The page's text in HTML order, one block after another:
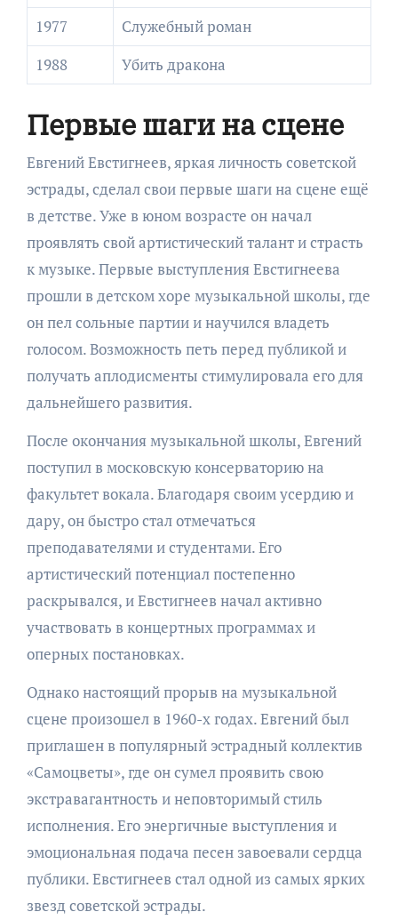
1977
Служебный роман
1988
Убить дракона
Первые шаги на сцене
Евгений Евстигнеев, яркая личность советской
эстрады, сделал свои первые шаги на сцене ещё
в детстве. Уже в юном возрасте он начал
проявлять свой артистический талант и страсть
к музыке. Первые выступления Евстигнеева
прошли в детском хоре музыкальной школы, где
он пел сольные партии и научился владеть
голосом. Возможность петь перед публикой и
получать аплодисменты стимулировала его для
дальнейшего развития.
После окончания музыкальной школы, Евгений
поступил в московскую консерваторию на
факультет вокала. Благодаря своим усердию и
дару, он быстро стал отмечаться
преподавателями и студентами. Его
артистический потенциал постепенно
раскрывался, и Евстигнеев начал активно
участвовать в концертных программах и
оперных постановках.
Однако настоящий прорыв на музыкальной
сцене произошел в 1960-х годах. Евгений был
приглашен в популярный эстрадный коллектив
«Самоцветы», где он сумел проявить свою
экстравагантность и неповторимый стиль
исполнения. Его энергичные выступления и
эмоциональная подача песен завоевали сердца
публики. Евстигнеев стал одной из самых ярких
звезд советской эстрады.